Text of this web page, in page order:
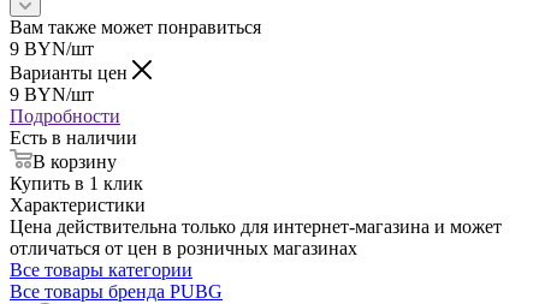
Вам также может понравиться
9 BYN/шт
Варианты цен
9 BYN/шт
Подробности
Есть в наличии
В корзину
Купить в 1 клик
Характеристики
Цена действительна только для интернет-магазина и может
отличаться от цен в розничных магазинах
Все товары категории
Все товары бренда PUBG